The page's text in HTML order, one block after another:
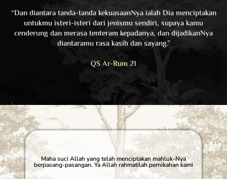
“Dan diantara tanda-tanda kekuasaanNya ialah Dia menciptakan
untukmu isteri-isteri dari jenismu sendiri, supaya kamu
cenderung dan merasa tenteram kepadanya, dan dijadikanNya
diantaramu rasa kasih dan sayang.”
QS Ar-Rum 21
Maha suci Allah yang telah menciptakan mahluk-Nya
berpasang-pasangan. Ya Allah rahmatilah pernikahan kami